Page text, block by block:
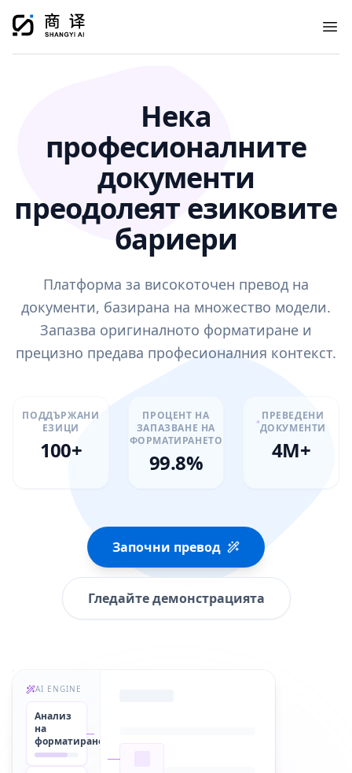
Нека
професионалните
документи
преодолеят езиковите
бариери
Платформа за високоточен превод на
документи, базирана на множество модели.
Запазва оригиналното форматиране и
прецизно предава професионалния контекст.
ПОДДЪРЖАНИ
ЕЗИЦИ
100+
ПРОЦЕНТ НА
ЗАПАЗВАНЕ НА
ФОРМАТИРАНЕТО
99.8%
ПРЕВЕДЕНИ
ДОКУМЕНТИ
4M+
Започни превод
Гледайте демонстрацията
AI ENGINE
Анализ
на
форматирането